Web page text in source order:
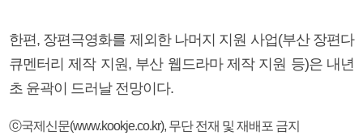
한편, 장편극영화를 제외한 나머지 지원 사업(부산 장편다
큐멘터리 제작 지원, 부산 웹드라마 제작 지원 등)은 내년
초 윤곽이 드러날 전망이다.
ⓒ국제신문(www.kookje.co.kr), 무단 전재 및 재배포 금지